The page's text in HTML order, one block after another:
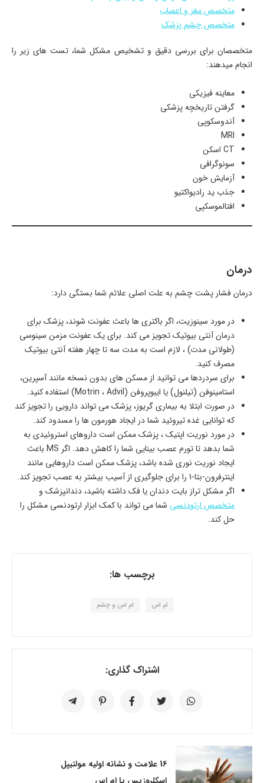
متخصص مغز و اعصاب
متخصص چشم پزشک
متخصصان برای بررسی دقیق و تشخیص مشکل شما، تست های زیر را
انجام میدهند:
معاینه فیزیکی
گرفتن تاریخچه پزشکی
آندوسکوپی
MRI
CT اسکن
سونوگرافی
آزمایش خون
جذب ید رادیواکتیو
افتالموسکپی
درمان
درمان فشار پشت چشم به علت اصلی علائم شما بستگی دارد:
در مورد سینوزیت، اگر باکتری ها باعث عفونت شوند، پزشک برای
درمان آنتی بیوتیک تجویز می کند. برای یک عفونت مزمن سینوسی
(طولانی مدت) ، لازم است به مدت سه تا چهار هفته آنتی بیوتیک
مصرف کنید.
برای سردردها می توانید از مسکن های بدون نسخه مانند آسپرین،
استامینوفن (تیلنول) یا ایبوپروفن (Motrin ، Advil) استفاده کنید.
در صورت ابتلا به بیماری گریوز، پزشک می تواند دارویی را تجویز کند
که توانایی غده تیروئید شما در ایجاد هورمون ها را مسدود کند.
در مورد نوریت اپتیک ، پزشک ممکن است داروهای استروئیدی به
شما بدهد تا تورم عصب بینایی شما را کاهش دهد. اگر MS باعث
ایجاد نوریت نوری شده باشد، پزشک ممکن است داروهایی مانند
اینترفرون-بتا-1 را برای جلوگیری از آسیب بیشتر به عصب تجویز کند.
اگر مشکل تراز بایت دندان یا فک داشته باشید، دندانپزشک و
متخصص ارتودنسی شما می تواند با کمک ابزار ارتودنسی مشکل را
حل کند.
برچسب ها:
ام اس ام اس و چشم
اشتراک گذاری:
16 علامت و نشانه اولیه مولتیپل